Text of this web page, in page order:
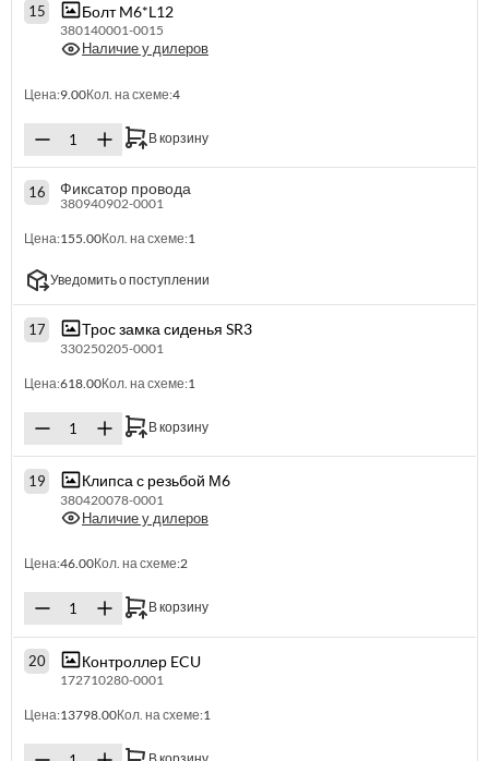
15 Болт M6*L12
380140001-0015
Наличие у дилеров
Цена:9.00Кол. на схеме:4
В корзину
16 Фиксатор провода
380940902-0001
Цена:155.00Кол. на схеме:1
Уведомить о поступлении
17 Трос замка сиденья SR3
330250205-0001
Цена:618.00Кол. на схеме:1
В корзину
19 Клипса с резьбой М6
380420078-0001
Наличие у дилеров
Цена:46.00Кол. на схеме:2
В корзину
20 Контроллер ECU
172710280-0001
Цена:13798.00Кол. на схеме:1